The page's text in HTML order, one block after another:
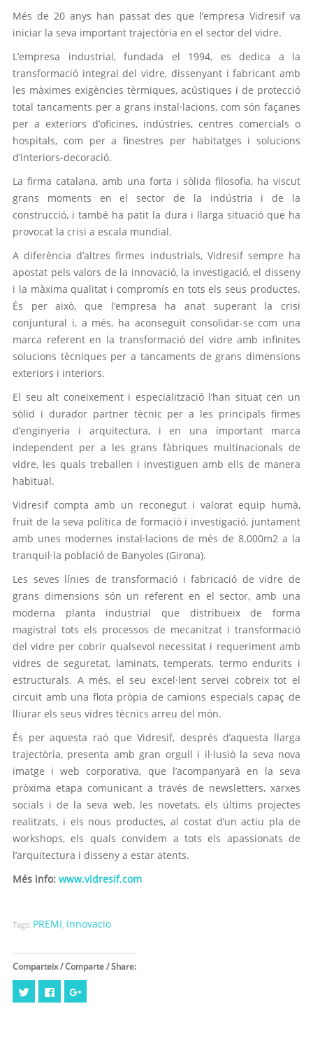
Més de 20 anys han passat des que l’empresa Vidresif va
iniciar la seva important trajectòria en el sector del vidre.
L’empresa industrial, fundada el 1994, es dedica a la
transformació integral del vidre, dissenyant i fabricant amb
les màximes exigències tèrmiques, acústiques i de protecció
total tancaments per a grans instal·lacions, com són façanes
per a exteriors d’oficines, indústries, centres comercials o
hospitals, com per a finestres per habitatges i solucions
d’interiors-decoració.
La firma catalana, amb una forta i sòlida filosofia, ha viscut
grans moments en el sector de la indústria i de la
construcció, i també ha patit la dura i llarga situació que ha
provocat la crisi a escala mundial.
A diferència d’altres firmes industrials, Vidresif sempre ha
apostat pels valors de la innovació, la investigació, el disseny
i la màxima qualitat i compromís en tots els seus productes.
És per això, que l’empresa ha anat superant la crisi
conjuntural i, a més, ha aconseguit consolidar-se com una
marca referent en la transformació del vidre amb infinites
solucions tècniques per a tancaments de grans dimensions
exteriors i interiors.
El seu alt coneixement i especialització l’han situat cen un
sòlid i durador partner tècnic per a les principals firmes
d’enginyeria i arquitectura, i en una important marca
independent per a les grans fàbriques multinacionals de
vidre, les quals treballen i investiguen amb ells de manera
habitual.
Vidresif compta amb un reconegut i valorat equip humà,
fruit de la seva política de formació i investigació, juntament
amb unes modernes instal·lacions de més de 8.000m2 a la
tranquil·la població de Banyoles (Girona).
Les seves línies de transformació i fabricació de vidre de
grans dimensions són un referent en el sector, amb una
moderna planta industrial que distribueix de forma
magistral tots els processos de mecanitzat i transformació
del vidre per cobrir qualsevol necessitat i requeriment amb
vidres de seguretat, laminats, temperats, termo endurits i
estructurals. A més, el seu excel·lent servei cobreix tot el
circuit amb una flota pròpia de camions especials capaç de
lliurar els seus vidres tècnics arreu del món.
És per aquesta raó que Vidresif, després d’aquesta llarga
trajectòria, presenta amb gran orgull i il·lusió la seva nova
imatge i web corporativa, que l’acompanyarà en la seva
pròxima etapa comunicant a través de newsletters, xarxes
socials i de la seva web, les novetats, els últims projectes
realitzats, i els nous productes, al costat d’un actiu pla de
workshops, els quals convidem a tots els apassionats de
l’arquitectura i disseny a estar atents.
Més info: www.vidresif.com
Tags: PREMI innovacio
Comparteix / Comparte / Share:
per
Click
share per